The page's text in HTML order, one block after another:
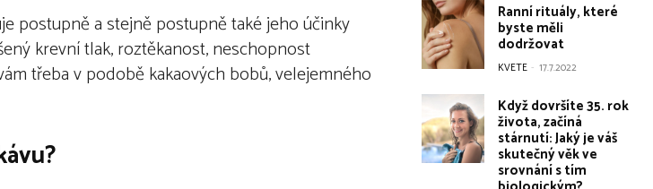
postupně a stejně postupně také jeho účinky
krevní tlak, roztěkanost, neschopnost
třeba v podobě kakaových bobů, velejemného
Ranní rituály, které
byste měli
dodržovat
KVETE - 17.7.2022
Když dovršíte 35. rok
života, začíná
stárnutí: Jaký je váš
skutečný věk ve
srovnání s tím